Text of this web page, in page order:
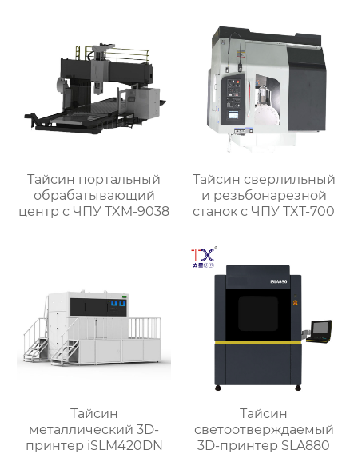
Тайсин портальный
обрабатывающий
центр с ЧПУ TXM-9038
Тайсин сверлильный
и резьбонарезной
станок с ЧПУ TXT-700
Тайсин
металлический 3D-
принтер iSLM420DN
Тайсин
светоотверждаемый
3D-принтер SLA880